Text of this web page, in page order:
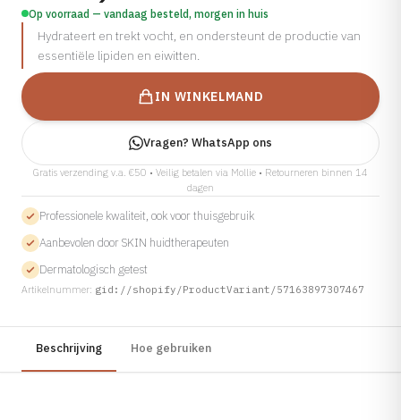
Bekijk alle aandoeningen →
Cosmelan
Dermamelan Intimate
Milia Verwijderen
IPL Behandeling
Fractionele Laser
Laser Behandeling
LED Lichttherapie
Ontharen
Cryo Therapie
Op voorraad — vandaag besteld, morgen in huis
Hydrateert en trekt vocht, en ondersteunt de productie van
essentiële lipiden en eiwitten.
IN WINKELMAND
Vragen? WhatsApp ons
Gratis verzending v.a. €50 • Veilig betalen via Mollie • Retourneren binnen 14
dagen
Professionele kwaliteit, ook voor thuisgebruik
Aanbevolen door SKIN huidtherapeuten
Dermatologisch getest
Artikelnummer: gid://shopify/ProductVariant/57163897307467
Beschrijving Hoe gebruiken